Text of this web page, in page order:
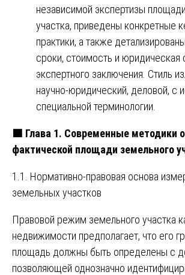
независимой экспертизы
участка, приведены конкретные
практики, а также
сроки, стоимость и юридическая
экспертного заключения. Стиль
научно-юридический, деловой, с
специальной терминологии.
🟩 Глава 1. Современные методики
фактической площади земельного
1.1. Нормативно-правовая основа
земельных участков
Правовой режим земельного участка
недвижимости предполагает, что его
площадь должны быть определены с
позволяющей однозначно